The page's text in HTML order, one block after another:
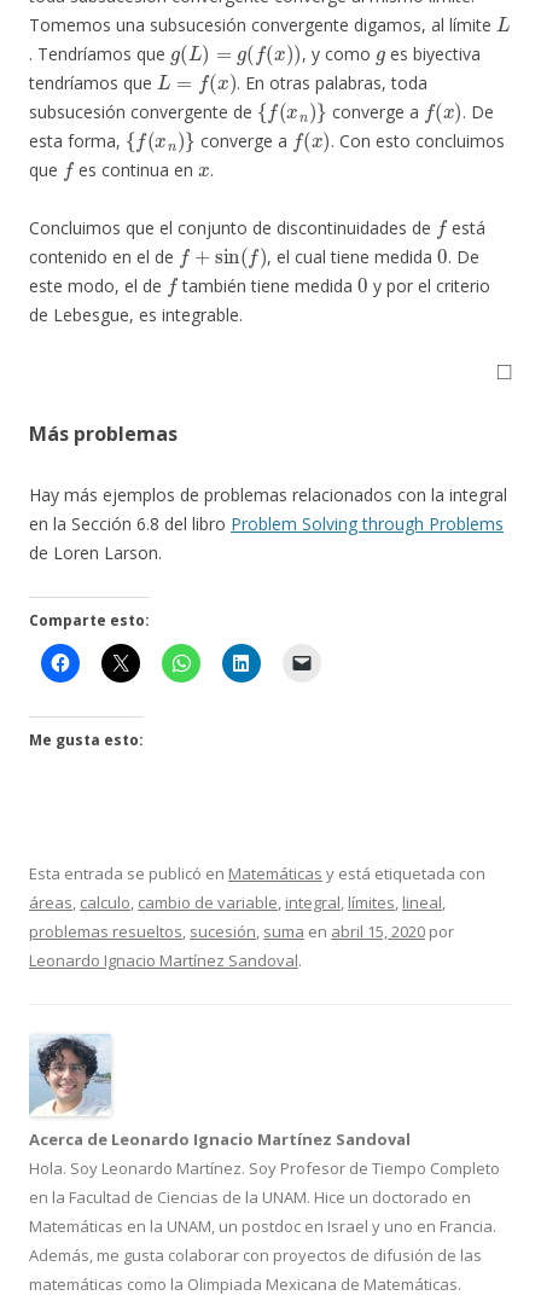
Tomemos una subsucesión convergente digamos, al límite
L
. Tendríamos que
g(L)=g(f( x))
, y como
g
es biyectiva
tendríamos que
L=f(x)
. En otras palabras, toda
subsucesión convergente de
{f(xn)}
converge a
f(x
. De
esta forma,
{f(xn)}
converge a
f(x)
. Con esto concluimos
que
f
es continua en
x
.
Concluimos que el conjunto de discontinuidades de
está
contenido en el de
f+sin(f)
, el cual tiene medida
0
. De
este modo, el de
f
también tiene medida
0
y por el criterio
de Lebesgue, es integrable.
◻
Más problemas
Hay más ejemplos de problemas relacionados con la integral
en la Sección 6.8 del libro Problem Solving through Problems
de Loren Larson.
Comparte esto:
Me gusta esto:
Esta entrada se publicó en Matemáticas y está etiquetada con
áreas, calculo, cambio de variable, integral, límites, lineal,
problemas resueltos, sucesión, suma en abril 15, 2020 por
Leonardo Ignacio Martínez Sandoval.
Acerca de Leonardo Ignacio Martínez Sandoval
Hola. Soy Leonardo Martínez. Soy Profesor de Tiempo Completo
en la Facultad de Ciencias de la UNAM. Hice un doctorado en
Matemáticas en la UNAM, un postdoc en Israel y uno en Francia.
Además, me gusta colaborar con proyectos de difusión de las
matemáticas como la Olimpiada Mexicana de Matemáticas.